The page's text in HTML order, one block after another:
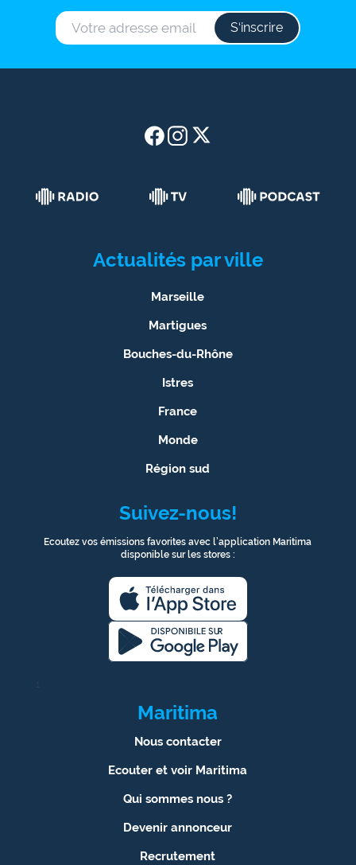
S‘inscrire
Actualités par ville
Marseille
Martigues
Bouches-du-Rhône
Istres
France
Monde
Région sud
Suivez-nous!
Ecoutez vos émissions favorites avec l’application Maritima
disponible sur les stores :
1
Maritima
Nous contacter
Ecouter et voir Maritima
Qui sommes nous ?
Devenir annonceur
Recrutement